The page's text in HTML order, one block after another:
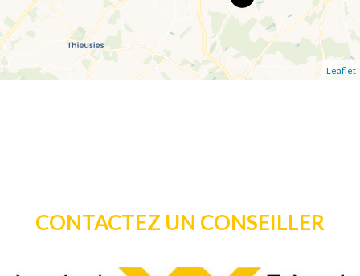
Leaflet
CONTACTEZ UN CONSEILLER